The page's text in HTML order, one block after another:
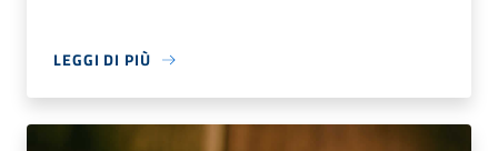
LEGGI DI PIÙ